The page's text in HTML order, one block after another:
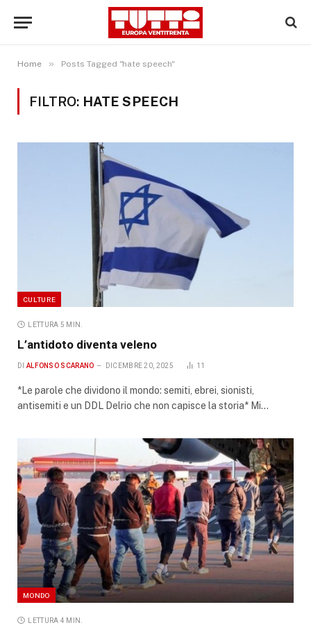
Home » Posts Tagged "hate speech"
FILTRO: HATE SPEECH
CULTURE
LETTURA 5 MIN.
L’antidoto diventa veleno
DI ALFONSO SCARANO DICEMBRE 20, 2025 11
*Le parole che dividono il mondo: semiti, ebrei, sionisti,
antisemiti e un DDL Delrio che non capisce la storia* Mi…
MONDO
LETTURA 4 MIN.